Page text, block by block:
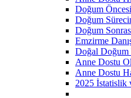
Doğum
Doğum
Doğum
Emzirme
Doğal Doğum
Anne Dostu
Anne Dostu
2025 İstatislik